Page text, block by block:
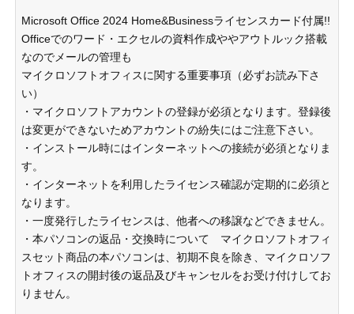
Microsoft Office 2024 Home&Businessライセンスカード付属!!
Officeでのワード・エクセルの資料作成ややアウトルック搭載
なのでメールの管理も
マイクロソフトオフィスに関する重要事項（必ずお読み下さ
い）
・マイクロソフトアカウントの登録が必須となります。登録後
は変更ができないためアカウントの紛失にはご注意下さい。
・インストール時にはインターネットへの接続が必須となりま
す。
・インターネットを利用したライセンス確認が定期的に必須と
なります。
・一度発行したライセンスは、他者への移譲などできません。
・本パソコンの返品・交換時について マイクロソフトオフィ
スセット商品の本パソコンは、初期不良を除き、マイクロソフ
トオフィスの開封後の返品及びキャンセルをお受け付けしてお
りません。